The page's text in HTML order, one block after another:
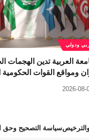
ودولي
العربية تدين الهجمات
ومواقع القوات الحكومية
2026-08-
والترخيصسياسة التصحيح وحق